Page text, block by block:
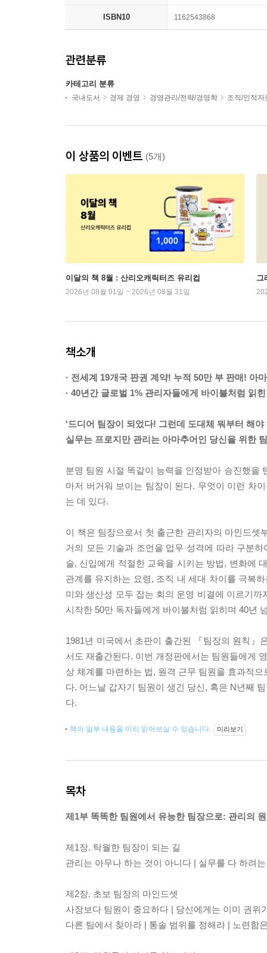
ISBN10 1162543868
관련분류
카테고리 분류
국내도서 경제 경영 경영관리/전략/경영학 조직/인적자
이 상품의 이벤트 (5개)
이달의 책 8월 : 산리오캐릭터즈 유리컵
2026년 08월 01일 ~ 2026년 08월 31일
그
책소개
· 전세계 19개국 판권 계약! 누적 50만 부 판매! 아
· 40년간 글로벌 1% 관리자들에게 바이블처럼 읽
‘드디어 팀장이 되었다! 그런데 도대체 뭐부터 해야
실무는 프로지만 관리는 아마추어인 당신을 위한
분명 팀원 시절 똑같이 능력을 인정받아 승진했을
마저 버거워 보이는 팀장이 된다. 무엇이 이런 차
는 데 있다.
이 책은 팀장으로서 첫 출근한 관리자의 마인드
거의 모든 기술과 조언을 업무 성격에 따라 구분
술, 신입에게 적절한 교육을 시키는 방법, 변화에
관계를 유지하는 요령, 조직 내 세대 차이를 극복
미와 생산성 모두 잡는 회의 운영 비결에 이르기
시작한 50만 독자들에게 바이블처럼 읽히며 40년
1981년 미국에서 초판이 출간된 『팀장의 원칙』
서도 재출간된다. 이번 개정판에서는 팀원들에게
상 체계를 마련하는 법, 원격 근무 팀원을 효과적
다. 어느날 갑자기 팀원이 생긴 당신, 혹은 N년째
다.
책의 일부 내용을 미리 읽어보실 수 있습니다. 미리보기
목차
제1부 똑똑한 팀원에서 유능한 팀장으로: 관리의
제1장. 탁월한 팀장이 되는 길
관리는 아무나 하는 것이 아니다 | 실무를 다 하려
제2장. 초보 팀장의 마인드셋
사장보다 팀원이 중요하다 | 당신에게는 이미 권
다른 팀에서 찾아라 | 통솔 범위를 정해라 | 노련함